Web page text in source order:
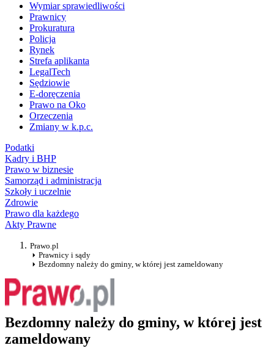
Wymiar sprawiedliwości
Prawnicy
Prokuratura
Policja
Rynek
Strefa aplikanta
LegalTech
Sędziowie
E-doręczenia
Prawo na Oko
Orzeczenia
Zmiany w k.p.c.
Podatki
Kadry i BHP
Prawo w biznesie
Samorząd i administracja
Szkoły i uczelnie
Zdrowie
Prawo dla każdego
Akty Prawne
Prawo.pl
Prawnicy i sądy
Bezdomny należy do gminy, w której jest zameldowany
Bezdomny należy do gminy, w której jest
zameldowany